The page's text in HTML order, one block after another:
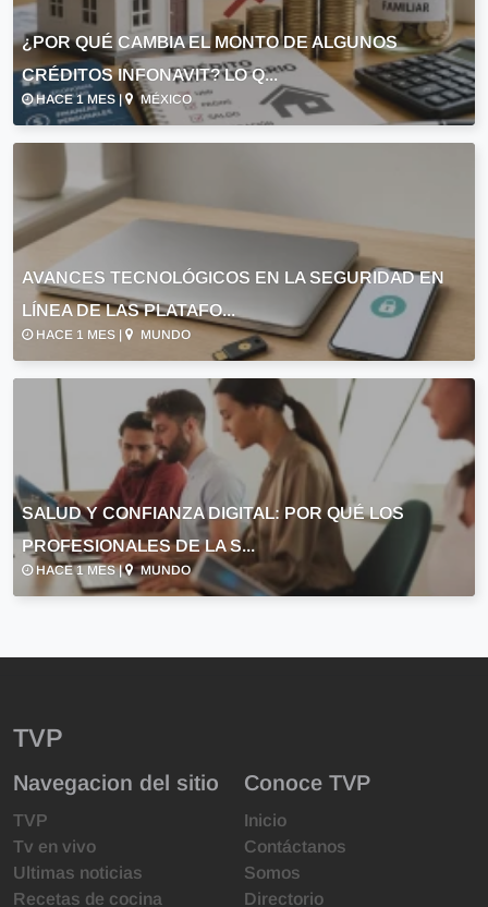
¿POR QUÉ CAMBIA EL MONTO DE ALGUNOS
CRÉDITOS INFONAVIT? LO Q...
HACE 1 MES | MÉXICO
AVANCES TECNOLÓGICOS EN LA SEGURIDAD EN
LÍNEA DE LAS PLATAFO...
HACE 1 MES | MUNDO
SALUD Y CONFIANZA DIGITAL: POR QUÉ LOS
PROFESIONALES DE LA S...
HACE 1 MES | MUNDO
TVP
Navegacion del sitio
TVP
Tv en vivo
Ultimas noticias
Recetas de cocina
Conoce TVP
Inicio
Contáctanos
Somos
Directorio